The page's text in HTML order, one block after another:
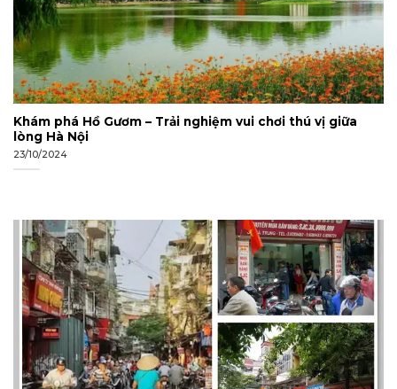
Khám phá Hồ Gươm – Trải nghiệm vui chơi thú vị giữa
lòng Hà Nội
23/10/2024